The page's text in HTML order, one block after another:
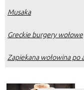
Musaka
Greckie burgery wołowe
Zapiekana wołowina po